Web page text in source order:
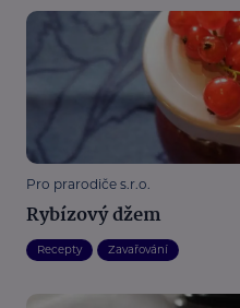
Pro prarodiče s.r.o.
Rybízový džem
Recepty Zavařování